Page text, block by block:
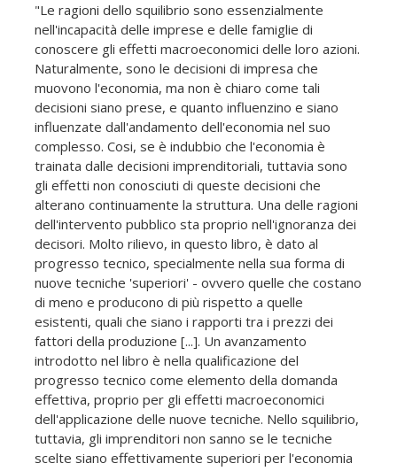
"Le ragioni dello squilibrio sono essenzialmente
nell'incapacità delle imprese e delle famiglie di
conoscere gli effetti macroeconomici delle loro azioni.
Naturalmente, sono le decisioni di impresa che
muovono l'economia, ma non è chiaro come tali
decisioni siano prese, e quanto influenzino e siano
influenzate dall'andamento dell'economia nel suo
complesso. Cosi, se è indubbio che l'economia è
trainata dalle decisioni imprenditoriali, tuttavia sono
gli effetti non conosciuti di queste decisioni che
alterano continuamente la struttura. Una delle ragioni
dell'intervento pubblico sta proprio nell'ignoranza dei
decisori. Molto rilievo, in questo libro, è dato al
progresso tecnico, specialmente nella sua forma di
nuove tecniche 'superiori' - ovvero quelle che costano
di meno e producono di più rispetto a quelle
esistenti, quali che siano i rapporti tra i prezzi dei
fattori della produzione [...]. Un avanzamento
introdotto nel libro è nella qualificazione del
progresso tecnico come elemento della domanda
effettiva, proprio per gli effetti macroeconomici
dell'applicazione delle nuove tecniche. Nello squilibrio,
tuttavia, gli imprenditori non sanno se le tecniche
scelte siano effettivamente superiori per l'economia